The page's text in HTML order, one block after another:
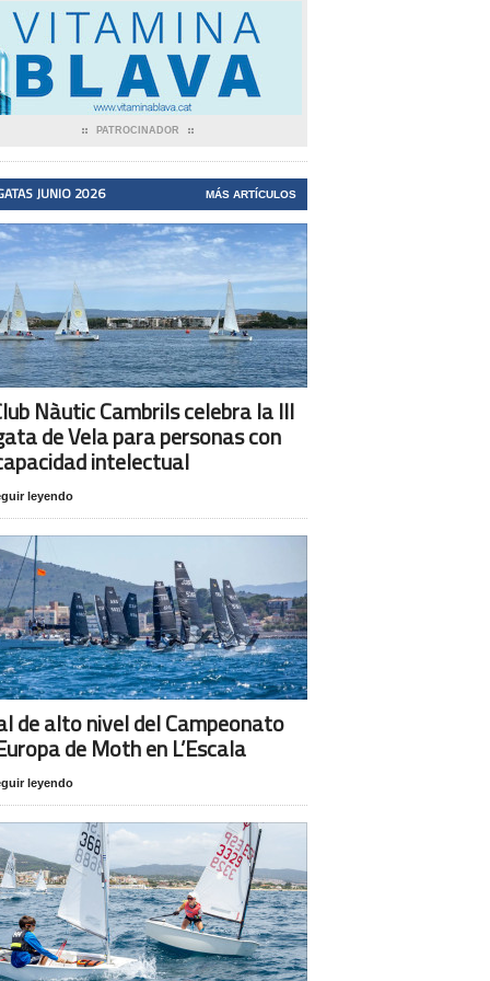
PATROCINADOR
JUNIO 2026 MÁS ARTÍCULOS
Nàutic Cambrils celebra la III
de Vela para personas con
intelectual
leyendo
de alto nivel del Campeonato
de Moth en L’Escala
leyendo